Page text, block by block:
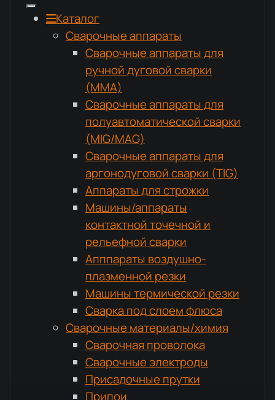
Каталог
Сварочные аппараты
Сварочные аппараты для
ручной дуговой сварки
(MMA)
Сварочные аппараты для
полуавтоматической сварки
(MIG/MAG)
Сварочные аппараты для
аргонодуговой сварки (TIG)
Аппараты для строжки
Машины/аппараты
контактной точечной и
рельефной сварки
Апппараты воздушно-
плазменной резки
Машины термической резки
Сварка под слоем флюса
Сварочные материалы/химия
Сварочная проволока
Сварочные электроды
Присадочные прутки
Припои